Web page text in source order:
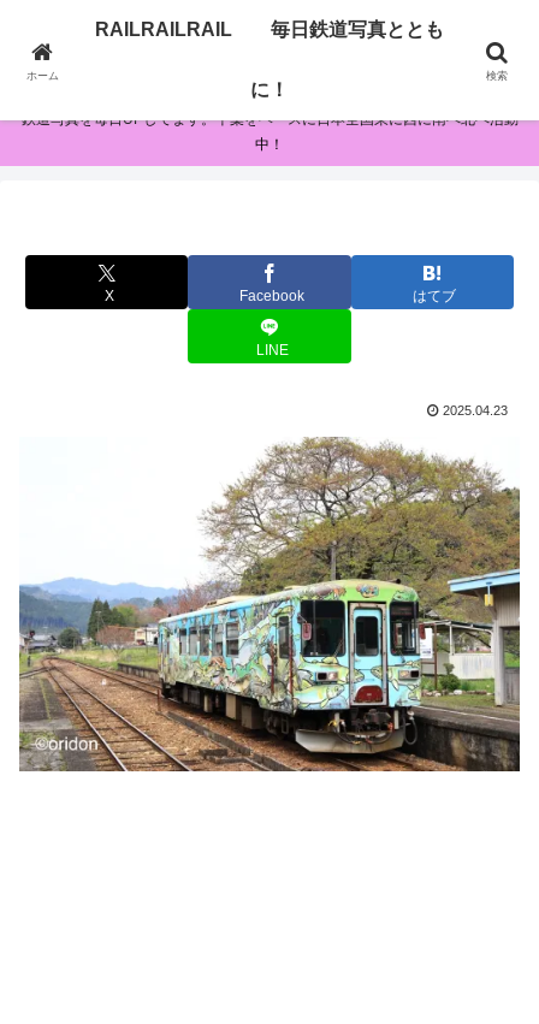
RAILRAILRAIL 毎日鉄道写真とともに！
鉄道写真を毎日UPしてます。千葉をベースに日本全国東に西に南へ北へ活動
中！
X Facebook はてブ
LINE
2025.04.23
ホーム
RAILRAILRAIL 毎日鉄道写真ととも
に！
検索